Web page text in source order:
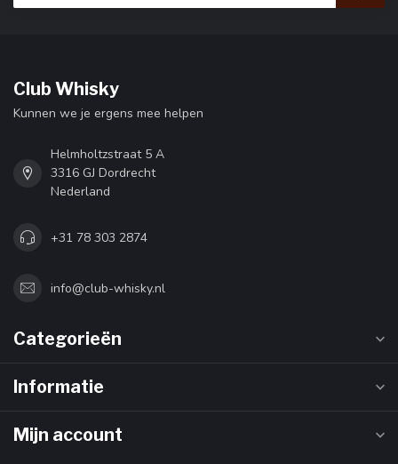
Club Whisky
Kunnen we je ergens mee helpen
Helmholtzstraat 5 A
3316 GJ Dordrecht
Nederland
+31 78 303 2874
info@club-whisky.nl
Categorieën
Informatie
Mijn account